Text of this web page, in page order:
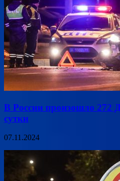
В России произошло 272
сутки
07.11.2024